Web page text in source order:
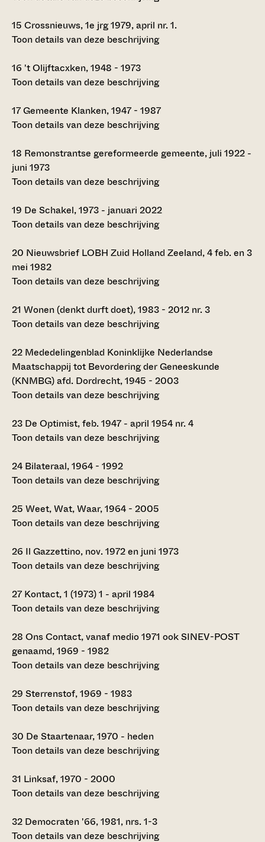
15 Crossnieuws, 1e jrg 1979, april nr. 1.
Toon details van deze beschrijving
16 't Olijftacxken, 1948 - 1973
Toon details van deze beschrijving
17Gemeente Klanken, 1947 - 1987
Toon details van deze beschrijving
18 Remonstrantse gereformeerde gemeente, juli 1922 -
juni 1973
Toon details van deze beschrijving
19 De Schakel, 1973 - januari 2022
Toon details van deze beschrijving
20 Nieuwsbrief LOBH Zuid Holland Zeeland, 4 feb. en 3
mei 1982
Toon details van deze beschrijving
21 Wonen (denkt durft doet), 1983 - 2012 nr. 3
Toon details van deze beschrijving
22 Mededelingenblad Koninklijke Nederlandse
Maatschappij tot Bevordering der Geneeskunde
(KNMBG) afd. Dordrecht, 1945 - 2003
Toon details van deze beschrijving
23 De Optimist, feb. 1947 - april 1954 nr. 4
Toon details van deze beschrijving
24 Bilateraal, 1964 - 1992
Toon details van deze beschrijving
25 Weet, Wat, Waar, 1964 - 2005
Toon details van deze beschrijving
26 Il Gazzettino, nov. 1972 en juni 1973
Toon details van deze beschrijving
27 Kontact, 1 (1973) 1 - april 1984
Toon details van deze beschrijving
28 Ons Contact, vanaf medio 1971 ook SINEV-POST
genaamd, 1969 - 1982
Toon details van deze beschrijving
29 Sterrenstof, 1969 - 1983
Toon details van deze beschrijving
30 De Staartenaar, 1970 - heden
Toon details van deze beschrijving
31 Linksaf, 1970 - 2000
Toon details van deze beschrijving
32 Democraten '66, 1981, nrs. 1-3
Toon details van deze beschrijving